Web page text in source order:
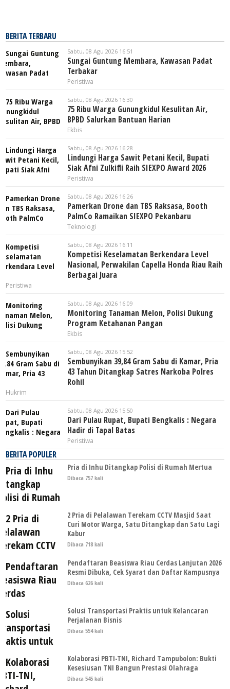
BERITA TERBARU
Sabtu, 08 Agu 2026 16:51
Sungai Guntung Membara, Kawasan Padat
Terbakar
Peristiwa
Sabtu, 08 Agu 2026 16:30
75 Ribu Warga Gunungkidul Kesulitan Air,
BPBD Salurkan Bantuan Harian
Ekbis
Sabtu, 08 Agu 2026 16:28
Lindungi Harga Sawit Petani Kecil, Bupati
Siak Afni Zulkifli Raih SIEXPO Award 2026
Peristiwa
Sabtu, 08 Agu 2026 16:26
Pamerkan Drone dan TBS Raksasa, Booth
PalmCo Ramaikan SIEXPO Pekanbaru
Teknologi
Sabtu, 08 Agu 2026 16:11
Kompetisi Keselamatan Berkendara Level
Nasional, Perwakilan Capella Honda Riau Raih
Berbagai Juara
Peristiwa
Sabtu, 08 Agu 2026 16:09
Monitoring Tanaman Melon, Polisi Dukung
Program Ketahanan Pangan
Ekbis
Sabtu, 08 Agu 2026 15:52
Sembunyikan 39,84 Gram Sabu di Kamar, Pria
43 Tahun Ditangkap Satres Narkoba Polres
Rohil
Hukrim
Sabtu, 08 Agu 2026 15:50
Dari Pulau Rupat, Bupati Bengkalis : Negara
Hadir di Tapal Batas
Peristiwa
BERITA POPULER
Pria di Inhu Ditangkap Polisi di Rumah Mertua
Dibaca 757 kali
2 Pria di Pelalawan Terekam CCTV Masjid Saat
Curi Motor Warga, Satu Ditangkap dan Satu Lagi
Kabur
Dibaca 718 kali
Pendaftaran Beasiswa Riau Cerdas Lanjutan 2026
Resmi Dibuka, Cek Syarat dan Daftar Kampusnya
Dibaca 626 kali
Solusi Transportasi Praktis untuk Kelancaran
Perjalanan Bisnis
Dibaca 554 kali
Kolaborasi PBTI-TNI, Richard Tampubolon: Bukti
Kesesiusan TNI Bangun Prestasi Olahraga
Dibaca 545 kali